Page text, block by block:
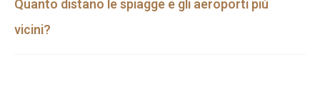
Quanto distano le spiagge e gli aeroporti più
vicini?